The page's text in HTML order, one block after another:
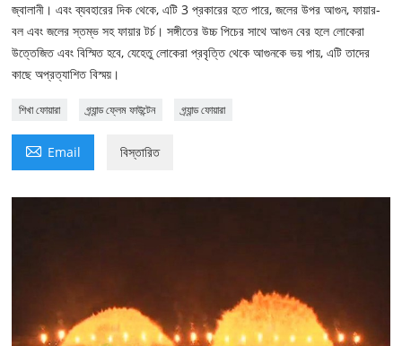
জ্বালানী। এবং ব্যবহারের দিক থেকে, এটি 3 প্রকারের হতে পারে, জলের উপর আগুন, ফায়ার-
বল এবং জলের স্তম্ভ সহ ফায়ার টর্চ। সঙ্গীতের উচ্চ পিচের সাথে আগুন বের হলে লোকেরা
উত্তেজিত এবং বিস্মিত হবে, যেহেতু লোকেরা প্রবৃত্তি থেকে আগুনকে ভয় পায়, এটি তাদের
কাছে অপ্রত্যাশিত বিস্ময়।
শিখা ফোয়ারা গ্র্যান্ড ফ্লেম ফাউন্টেন গ্র্যান্ড ফোয়ারা
 Email বিস্তারিত